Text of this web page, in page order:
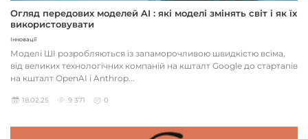
Огляд передових моделей AI : які моделі змінять світ і як їх
використовувати
Інновації
Моделі ШІ розробляються із запаморочливою швидкістю всіма,
від великих технологічних компаній на кшталт Google до стартапів
на кшталт OpenAI і Anthrop...
18.02.25 9 371 0